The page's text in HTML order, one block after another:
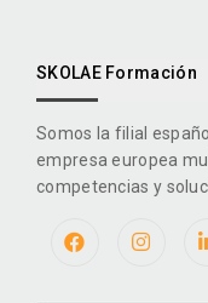
SKOLAE Formación
Somos la filial
empresa europea
competencias y